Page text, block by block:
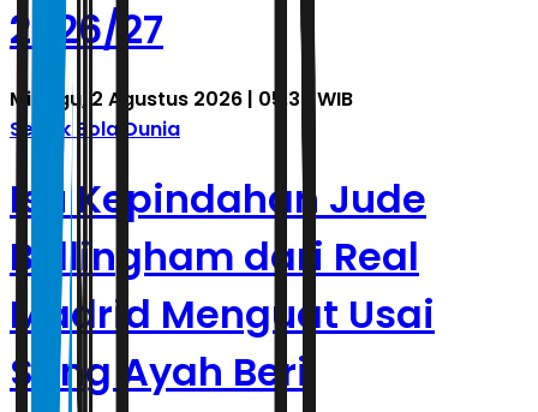
2026/27
Minggu, 2 Agustus 2026 | 05.35 WIB
Sepak Bola Dunia
Isu Kepindahan Jude
Bellingham dari Real
Madrid Menguat Usai
Sang Ayah Beri